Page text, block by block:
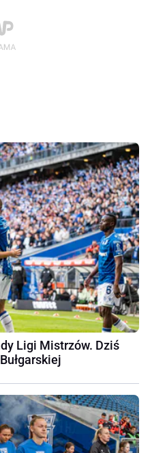
Ligi Mistrzów. Dziś